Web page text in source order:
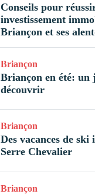
Conseils pour
investissement
Briançon et ses
Briançon
Briançon en été: un
découvrir
Briançon
Des vacances de ski
Serre Chevalier
Briançon